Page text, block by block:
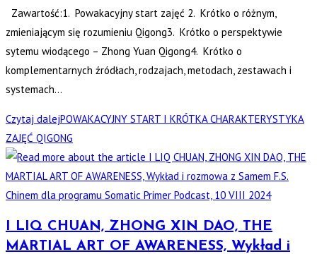
Zawartość:1. Powakacyjny start zajęć 2. Krótko o różnym,
zmieniającym się rozumieniu Qigong3. Krótko o perspektywie
sytemu wiodącego – Zhong Yuan Qigong4. Krótko o
komplementarnych źródłach, rodzajach, metodach, zestawach i
systemach…
Czytaj dalejPOWAKACYJNY START I KRÓTKA CHARAKTERYSTYKA
ZAJĘĆ QIGONG
I LIQ CHUAN, ZHONG XIN DAO, THE
MARTIAL ART OF AWARENESS, Wykład i